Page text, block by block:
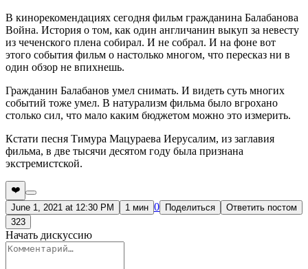
В кинорекомендациях сегодня фильм гражданина Балабанова
Война. История о том, как один англичанин выкуп за невесту
из чеченского плена собирал. И не собрал. И на фоне вот
этого события фильм о настолько многом, что пересказ ни в
один обзор не впихнешь.
Гражданин Балабанов умел снимать. И видеть суть многих
событий тоже умел. В натурализм фильма было вгрохано
столько сил, что мало каким бюджетом можно это измерить.
Кстати песня Тимура Мацураева Иерусалим, из заглавия
фильма, в две тысячи десятом году была признана
экстремистской.
❤️
June 1, 2021 at 12:30 PM
1 мин 0 Поделиться
Ответить постом
323
Начать дискуссию